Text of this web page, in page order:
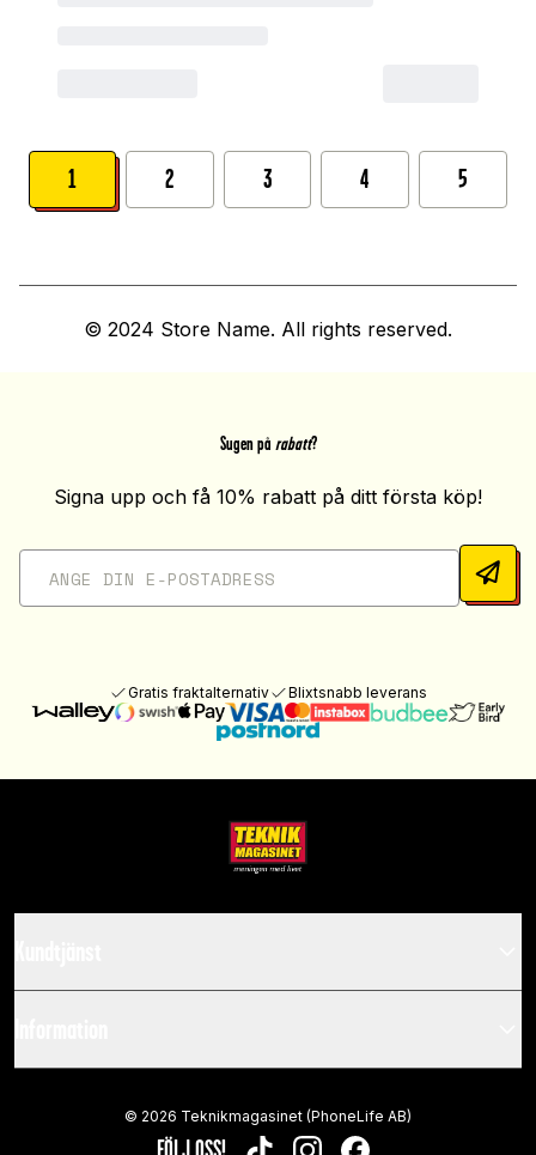
1 2 3 4 5
© 2024 Store Name. All rights reserved.
Sugen på rabatt?
Signa upp och få 10% rabatt på ditt första köp!
Gratis fraktalternativ Blixtsnabb leverans
© 2026 Teknikmagasinet (PhoneLife AB)